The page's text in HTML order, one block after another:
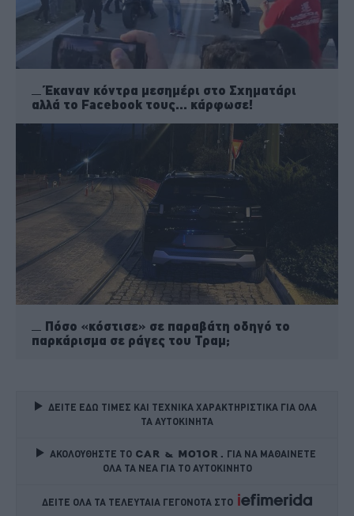
Έκαναν κόντρα μεσημέρι στο Σχηματάρι
αλλά το Facebook τους... κάρφωσε!
Πόσο «κόστισε» σε παραβάτη οδηγό το
παρκάρισμα σε ράγες του Τραμ;
ΔΕΙΤΕ ΕΔΩ ΤΙΜΕΣ ΚΑΙ ΤΕΧΝΙΚΑ ΧΑΡΑΚΤΗΡΙΣΤΙΚΑ ΓΙΑ ΟΛΑ
ΤΑ ΑΥΤΟΚΙΝΗΤΑ
ΑΚΟΛΟΥΘΗΣΤΕ ΤΟ
ΓΙΑ ΝΑ ΜΑΘΑΙΝΕΤΕ
ΟΛΑ ΤΑ ΝΕΑ ΓΙΑ ΤΟ ΑΥΤΟΚΙΝΗΤΟ
ΔΕΙΤΕ ΟΛΑ ΤΑ ΤΕΛΕΥΤΑΙΑ ΓΕΓΟΝΟΤΑ ΣΤΟ